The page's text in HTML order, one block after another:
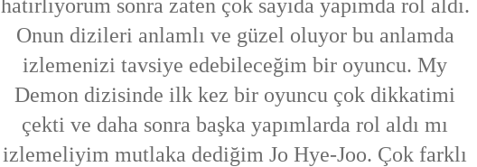
hatırlıyorum sonra zaten çok sayıda yapımda rol aldı.
Onun dizileri anlamlı ve güzel oluyor bu anlamda
izlemenizi tavsiye edebileceğim bir oyuncu. My
Demon dizisinde ilk kez bir oyuncu çok dikkatimi
çekti ve daha sonra başka yapımlarda rol aldı mı
izlemeliyim mutlaka dediğim Jo Hye-Joo. Çok farklı